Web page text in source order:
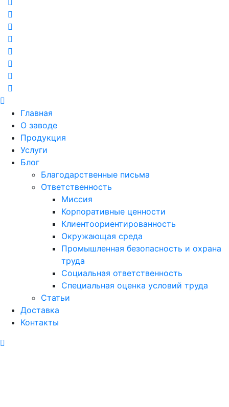
Главная
О заводе
Продукция
Услуги
Блог
Благодарственные письма
Ответственность
Миссия
Корпоративные ценности
Клиентоориентированность
Окружающая среда
Промышленная безопасность и охрана
труда
Социальная ответственность
Специальная оценка условий труда
Статьи
Доставка
Контакты